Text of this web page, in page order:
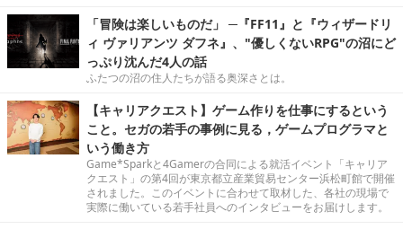
「冒険は楽しいものだ」 ─『FF11』と『ウィザードリ
ィ ヴァリアンツ ダフネ』、"優しくないRPG"の沼にど
っぷり沈んだ4人の話
ふたつの沼の住人たちが語る奥深さとは。
【キャリアクエスト】ゲーム作りを仕事にするという
こと。セガの若手の事例に見る，ゲームプログラマと
いう働き方
Game*Sparkと4Gamerの合同による就活イベント「キャリア
クエスト」の第4回が東京都立産業貿易センター浜松町館で開催
されました。このイベントに合わせて取材した、各社の現場で
実際に働いている若手社員へのインタビューをお届けします。